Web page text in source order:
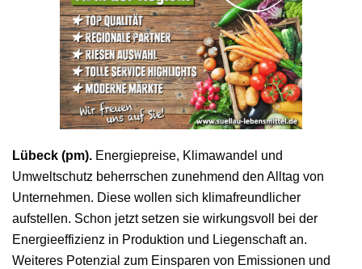
Lübeck (pm). Energiepreise, Klimawandel und
Umweltschutz beherrschen zunehmend den Alltag von
Unternehmen. Diese wollen sich klimafreundlicher
aufstellen. Schon jetzt setzen sie wirkungsvoll bei der
Energieeffizienz in Produktion und Liegenschaft an.
Weiteres Potenzial zum Einsparen von Emissionen und